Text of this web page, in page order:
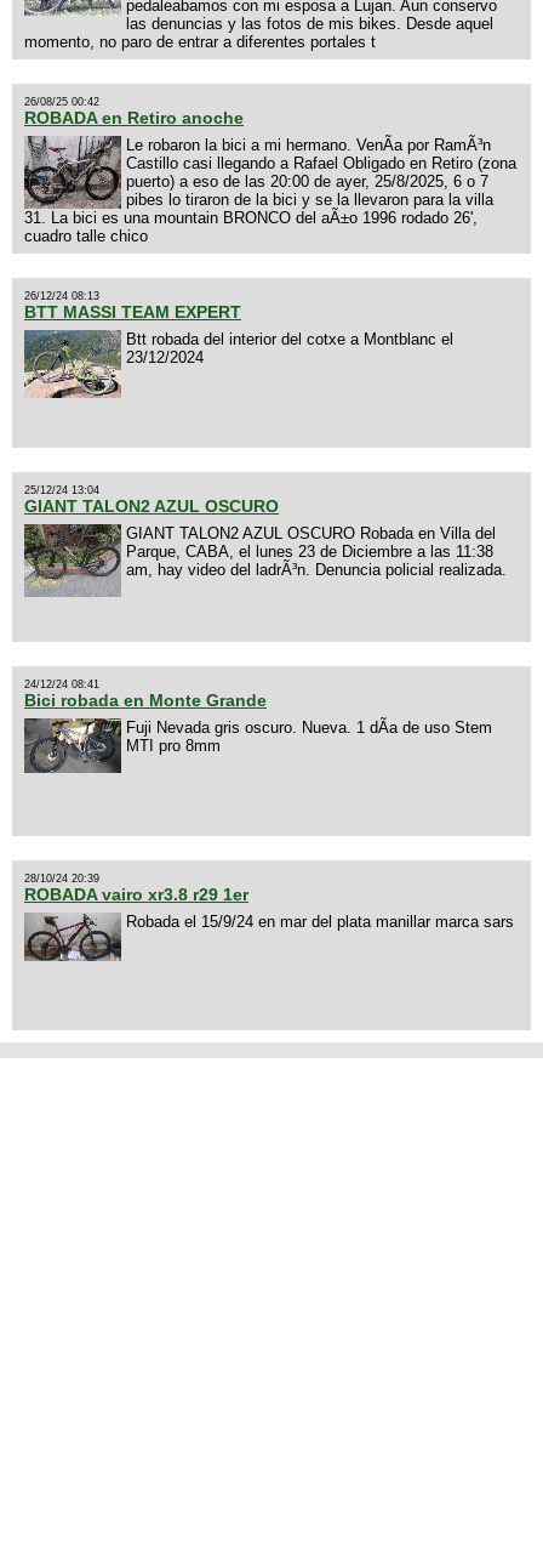
pedaleabamos con mi esposa a Lujan. Aun conservo
las denuncias y las fotos de mis bikes. Desde aquel
momento, no paro de entrar a diferentes portales t
26/08/25 00:42
ROBADA en Retiro anoche
Le robaron la bici a mi hermano. VenÃ­a por RamÃ³n
Castillo casi llegando a Rafael Obligado en Retiro (zona
puerto) a eso de las 20:00 de ayer, 25/8/2025, 6 o 7
pibes lo tiraron de la bici y se la llevaron para la villa
31. La bici es una mountain BRONCO del aÃ±o 1996 rodado 26',
cuadro talle chico
26/12/24 08:13
BTT MASSI TEAM EXPERT
Btt robada del interior del cotxe a Montblanc el
23/12/2024
25/12/24 13:04
GIANT TALON2 AZUL OSCURO
GIANT TALON2 AZUL OSCURO Robada en Villa del
Parque, CABA, el lunes 23 de Diciembre a las 11:38
am, hay video del ladrÃ³n. Denuncia policial realizada.
24/12/24 08:41
Bici robada en Monte Grande
Fuji Nevada gris oscuro. Nueva. 1 dÃ­a de uso Stem
MTI pro 8mm
28/10/24 20:39
ROBADA vairo xr3.8 r29 1er
Robada el 15/9/24 en mar del plata manillar marca sars